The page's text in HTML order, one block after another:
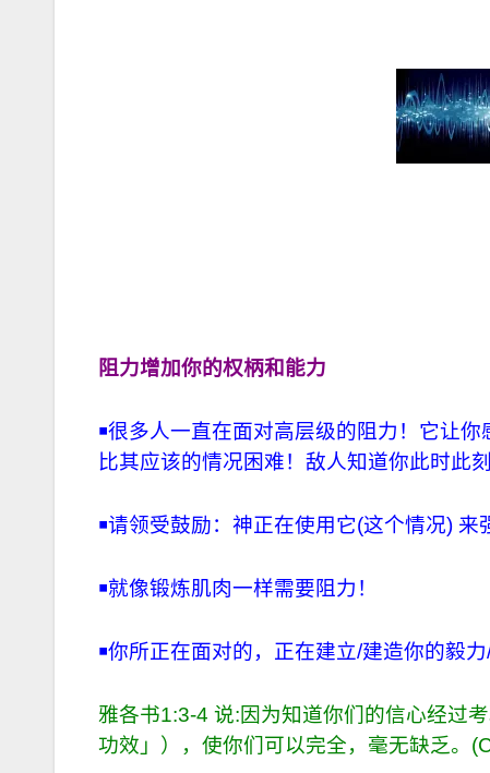
阻力增加你的权柄和能力
￭很多人一直在面对高层级的阻力！它让
比其应该的情况困难！敌人知道你此时此
￭请领受鼓励：神正在使用它(这个情况) 来
￭就像锻炼肌肉一样需要阻力！
￭你所正在面对的，正在建立/建造你的毅
雅各书1:3-4 说:因为知道你们的信心经过
功效」），使你们可以完全，毫无缺乏。